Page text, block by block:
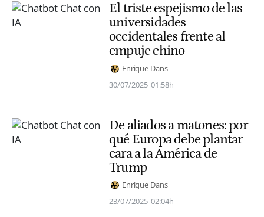
El triste espejismo de las
universidades
occidentales frente al
empuje chino
Enrique Dans
30/07/2025 01:58h
De aliados a matones: por
qué Europa debe plantar
cara a la América de
Trump
Enrique Dans
23/07/2025 02:04h